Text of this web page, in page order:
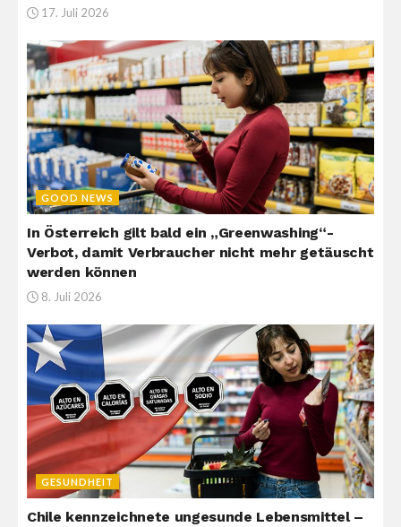
17. Juli 2026
GOOD NEWS
In Österreich gilt bald ein „Greenwashing“-
Verbot, damit Verbraucher nicht mehr getäuscht
werden können
8. Juli 2026
GESUNDHEIT
Chile kennzeichnete ungesunde Lebensmittel –